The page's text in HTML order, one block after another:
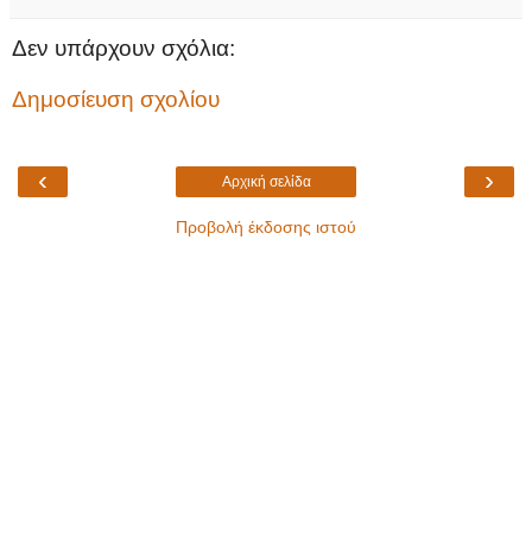
Δεν υπάρχουν σχόλια:
Δημοσίευση σχολίου
‹ ›
Αρχική σελίδα
Προβολή έκδοσης ιστού